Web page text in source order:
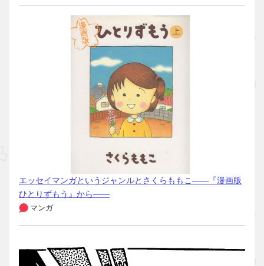
エッセイマンガというジャンルとさくらももこ――『漫画版
ひとりずもう』から――
マンガ